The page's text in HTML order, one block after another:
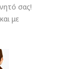
σας!
με